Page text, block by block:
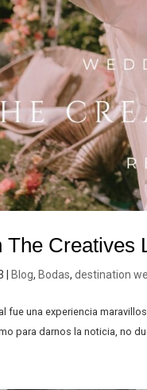
The Creatives
Blog, Bodas,destination
fue una experiencia
para darnos la noticia, no